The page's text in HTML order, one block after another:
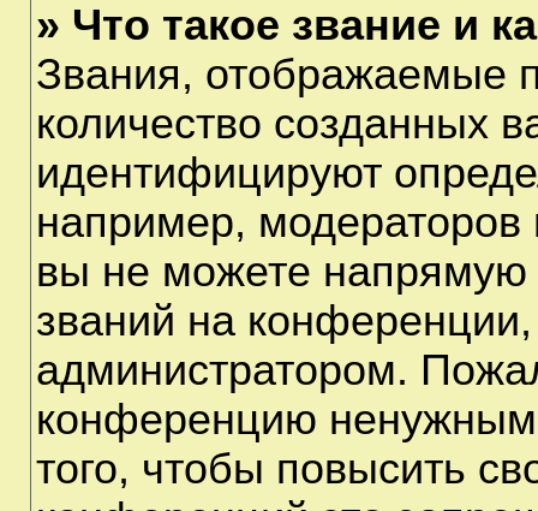
» Что такое звание и
Звания, отображаемые
количество созданных
идентифицируют
например,
вы не можете напрямую
званий на
администратором.
конференцию
того, чтобы повысить